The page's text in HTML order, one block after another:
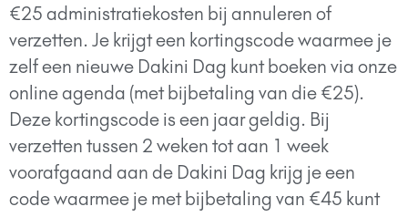
€25 administratiekosten bij annuleren of
verzetten. Je krijgt een kortingscode waarmee je
zelf een nieuwe Dakini Dag kunt boeken via onze
online agenda (met bijbetaling van die €25).
Deze kortingscode is een jaar geldig. Bij
verzetten tussen 2 weken tot aan 1 week
voorafgaand aan de Dakini Dag krijg je een
code waarmee je met bijbetaling van €45 kunt